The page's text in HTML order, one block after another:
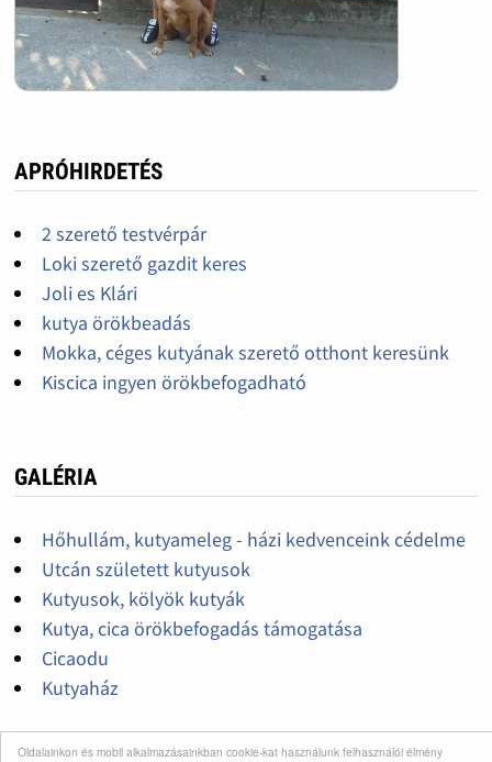
Oldalainkon és mobil alkalmazásainkban cookie-kat használunk felhasználói élmény
APRÓHIRDETÉS
2 szerető testvérpár
Loki szerető gazdit keres
Joli es Klári
kutya örökbeadás
Mokka, céges kutyának szerető otthont keresünk
Kiscica ingyen örökbefogadható
GALÉRIA
Hőhullám, kutyameleg - házi kedvenceink cédelme
Utcán született kutyusok
Kutyusok, kölyök kutyák
Kutya, cica örökbefogadás támogatása
Cicaodu
Kutyaház